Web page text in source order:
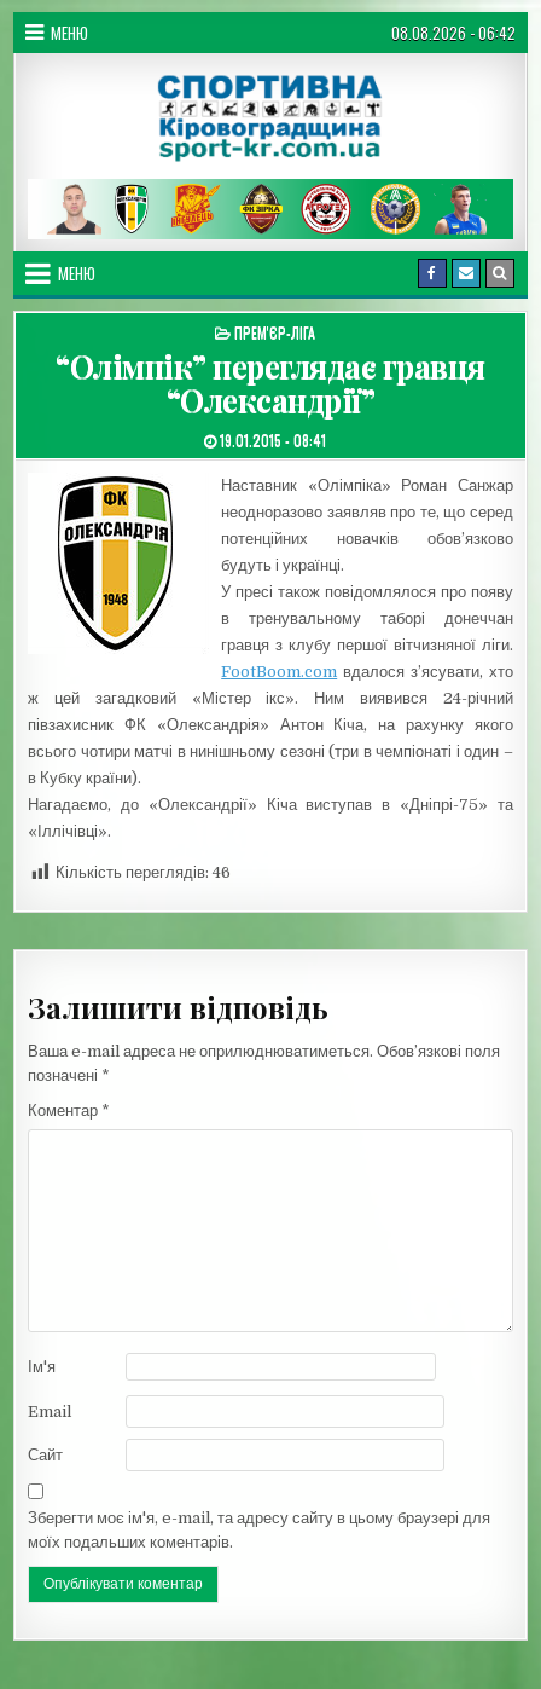
Перейти до вмісту
МЕНЮ 08.08.2026 - 06:42
Спортивна Кіровоградщина
МЕНЮ
ОПУБЛІКУВАТИ В
ПРЕМ'ЄР-ЛІГА
“Олімпік” переглядає гравця
“Олександрії”
ДАТА ЗАПИСИ:
19.01.2015 - 08:41
Наставник «Олімпіка» Роман Санжар
неодноразово заявляв про те, що серед
потенційних новачків обов’язково
будуть і українці.
У пресі також повідомлялося про появу
в тренувальному таборі донеччан
гравця з клубу першої вітчизняної ліги.
FootBoom.com вдалося з’ясувати, хто
ж цей загадковий «Містер ікс». Ним виявився 24-річний
півзахисник ФК «Олександрія» Антон Кіча, на рахунку якого
всього чотири матчі в нинішньому сезоні (три в чемпіонаті і один –
в Кубку країни).
Нагадаємо, до «Олександрії» Кіча виступав в «Дніпрі-75» та
«Іллічівці».
Кількість переглядів: 46
Залишити відповідь
Ваша e-mail адреса не оприлюднюватиметься. Обов’язкові поля
позначені *
Коментар *
Ім'я
Email
Сайт
Зберегти моє ім'я, e-mail, та адресу сайту в цьому браузері для
моїх подальших коментарів.